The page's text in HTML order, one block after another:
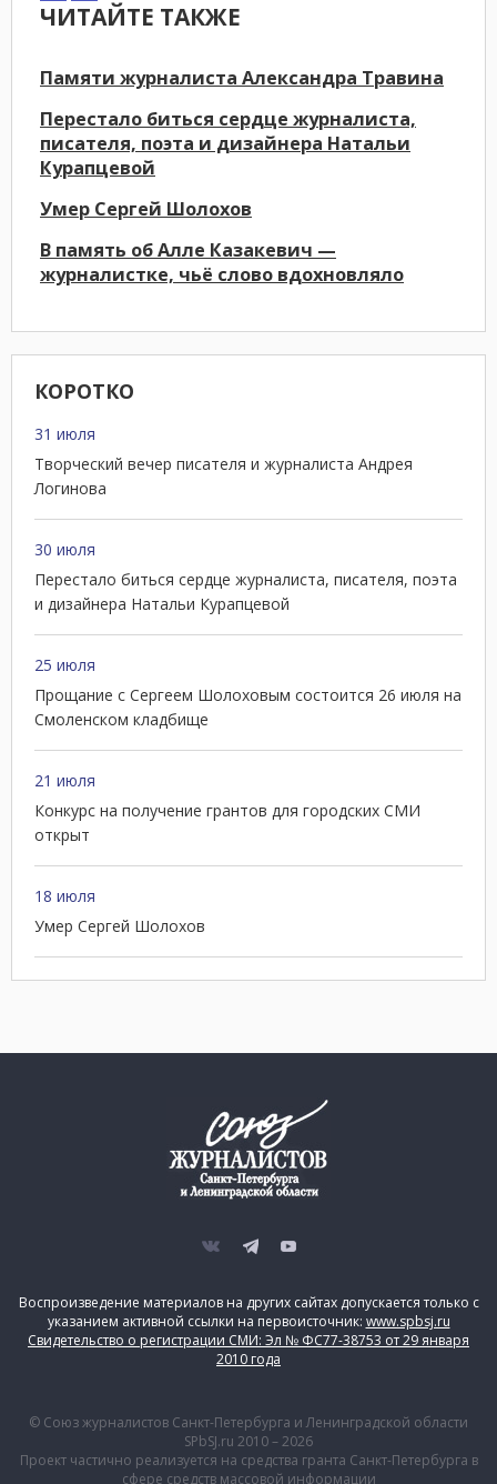
КОРОТКО
31 июля
Творческий вечер писателя и журналиста Андрея
Логинова
30 июля
Перестало биться сердце журналиста, писателя, поэта
и дизайнера Натальи Курапцевой
25 июля
Прощание с Сергеем Шолоховым состоится 26 июля на
Смоленском кладбище
21 июля
Конкурс на получение грантов для городских СМИ
открыт
18 июля
Умер Сергей Шолохов
ЧИТАЙТЕ ТАКЖЕ
Памяти журналиста Александра Травина
Перестало биться сердце журналиста,
писателя, поэта и дизайнера Натальи
Курапцевой
Умер Сергей Шолохов
В память об Алле Казакевич —
журналистке, чьё слово вдохновляло
Воспроизведение материалов на других сайтах допускается только с
указанием активной ссылки на первоисточник: www.spbsj.ru
Свидетельство о регистрации СМИ: Эл № ФС77-38753 от 29 января
2010 года
© Союз журналистов Санкт-Петербурга и Ленинградской области
SPbSJ.ru 2010 – 2026
Проект частично реализуется на средства гранта Санкт-Петербурга в
сфере средств массовой информации